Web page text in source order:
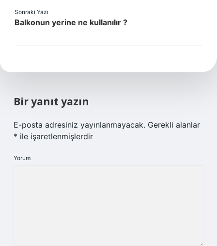
Sonraki Yazı
Balkonun yerine ne kullanılır ?
Bir yanıt yazın
E-posta adresiniz yayınlanmayacak. Gerekli alanlar
* ile işaretlenmişlerdir
Yorum